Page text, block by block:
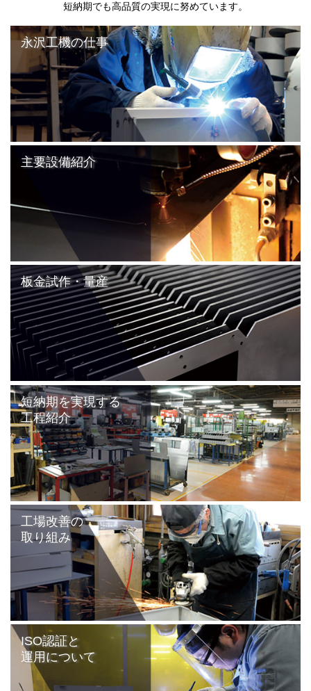
短納期でも高品質の実現に努めています。
永沢工機の仕事
主要設備紹介
板金試作・量産
短納期を実現する
工程紹介
工場改善の
取り組み
ISO認証と
運用について